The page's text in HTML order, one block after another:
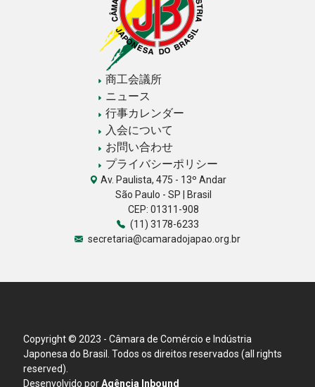
商工会議所
ニュース
行事カレンダー
入会について
お問い合わせ
プライバシーポリシー
Av. Paulista, 475 - 13º Andar
São Paulo - SP | Brasil
CEP: 01311-908
(11) 3178-6233
secretaria@camaradojapao.org.br
Copyright © 2023 - Câmara de Comércio e Indústria
Japonesa do Brasil. Todos os direitos reservados (all rights
reserved).
Desenvolvido porAgência Inbound